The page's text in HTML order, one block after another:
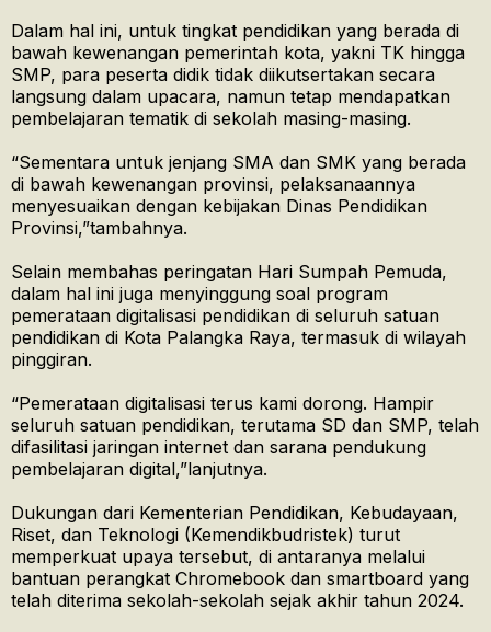
Dalam hal ini, untuk tingkat pendidikan yang berada di
bawah kewenangan pemerintah kota, yakni TK hingga
SMP, para peserta didik tidak diikutsertakan secara
langsung dalam upacara, namun tetap mendapatkan
pembelajaran tematik di sekolah masing-masing.
“Sementara untuk jenjang SMA dan SMK yang berada
di bawah kewenangan provinsi, pelaksanaannya
menyesuaikan dengan kebijakan Dinas Pendidikan
Provinsi,”tambahnya.
Selain membahas peringatan Hari Sumpah Pemuda,
dalam hal ini juga menyinggung soal program
pemerataan digitalisasi pendidikan di seluruh satuan
pendidikan di Kota Palangka Raya, termasuk di wilayah
pinggiran.
“Pemerataan digitalisasi terus kami dorong. Hampir
seluruh satuan pendidikan, terutama SD dan SMP, telah
difasilitasi jaringan internet dan sarana pendukung
pembelajaran digital,”lanjutnya.
Dukungan dari Kementerian Pendidikan, Kebudayaan,
Riset, dan Teknologi (Kemendikbudristek) turut
memperkuat upaya tersebut, di antaranya melalui
bantuan perangkat Chromebook dan smartboard yang
telah diterima sekolah-sekolah sejak akhir tahun 2024.